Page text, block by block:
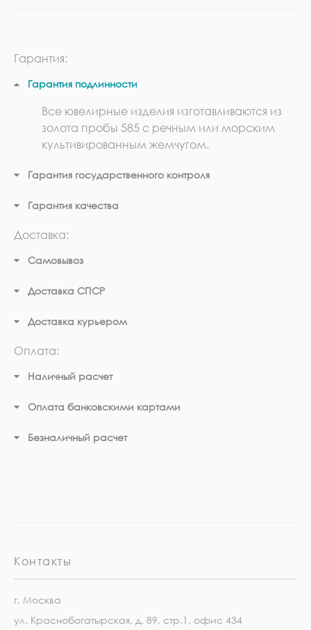
Гарантия:
Гарантия подлинности
Все ювелирные изделия изготавливаются из
золота пробы 585 с речным или морским
культивированным жемчугом.
Гарантия государственного контроля
Гарантия качества
Доставка:
Самовывоз
Доставка СПСР
Доставка курьером
Оплата:
Наличный расчет
Оплата банковскими картами
Безналичный расчет
Контакты
г. Москва
ул. Краснобогатырская, д. 89, стр.1, офис 434